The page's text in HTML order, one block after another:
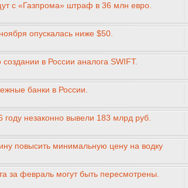
с «Газпрома» штраф в 36 млн евро.
опускалась ниже $50.
в России аналога SWIFT.
банки в России.
незаконно вывели 183 млрд руб.
повысить минимальную цену на водку
за февраль могут быть пересмотрены.